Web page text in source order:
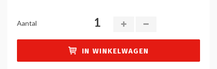
Aantal
IN WINKELWAGEN